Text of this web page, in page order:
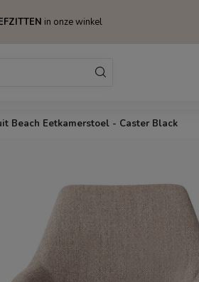
in onze winkel
Beach Eetkamerstoel - Caster Black